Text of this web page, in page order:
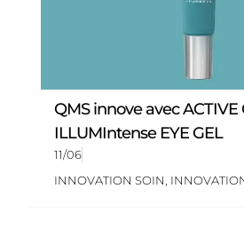
QMS innove avec ACTIVE
ILLUMIntense EYE GEL
11/06
INNOVATION SOIN